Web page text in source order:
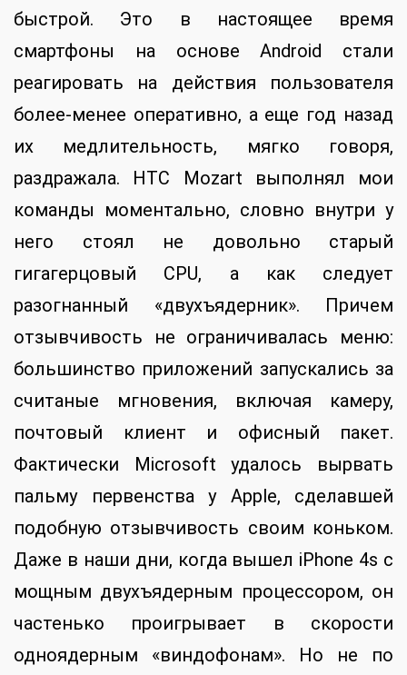
быстрой. Это в настоящее время
смартфоны на основе Android стали
реагировать на действия пользователя
более-менее оперативно, а еще год назад
их медлительность, мягко говоря,
раздражала. HTC Mozart выполнял мои
команды моментально, словно внутри у
него стоял не довольно старый
гигагерцовый CPU, а как следует
разогнанный «двухъядерник». Причем
отзывчивость не ограничивалась меню:
большинство приложений запускались за
считаные мгновения, включая камеру,
почтовый клиент и офисный пакет.
Фактически Microsoft удалось вырвать
пальму первенства у Apple, сделавшей
подобную отзывчивость своим коньком.
Даже в наши дни, когда вышел iPhone 4s с
мощным двухъядерным процессором, он
частенько проигрывает в скорости
одноядерным «виндофонам». Но не по